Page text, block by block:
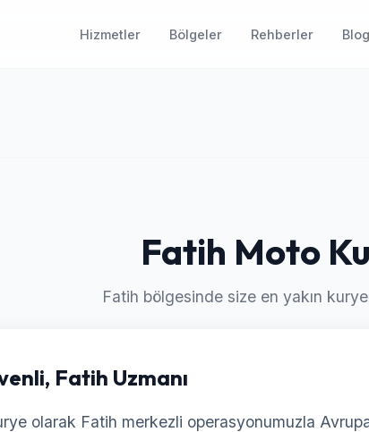
Hizmetler Bölgeler Rehberler Blog
Fatih Moto
Fatih bölgesinde size en yakın
Fatih Uzmanı
olarak Fatih merkezli operasyonumuzla